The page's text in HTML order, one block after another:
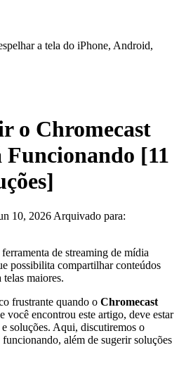
a tela do iPhone, Android,
o Chromecast
Funcionando [11
10, 2026 Arquivado para:
de streaming de mídia
possibilita compartilhar conteúdos
maiores.
frustrante quando o Chromecast
você encontrou este artigo, deve estar
soluções. Aqui, discutiremos o
além de sugerir soluções